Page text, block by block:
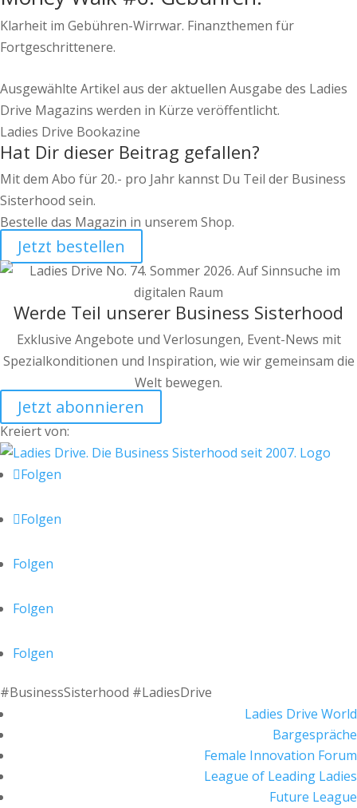
Klarheit im Gebühren-Wirrwar. Finanzthemen für
Fortgeschrittenere.
Ausgewählte Artikel aus der aktuellen Ausgabe des Ladies
Drive Magazins werden in Kürze veröffentlicht.
Ladies Drive Bookazine
Hat Dir dieser Beitrag gefallen?
Mit dem Abo für 20.- pro Jahr kannst Du Teil der Business
Sisterhood sein.
Bestelle das Magazin in unserem Shop.
Jetzt bestellen
Werde Teil unserer Business Sisterhood
Exklusive Angebote und Verlosungen, Event-News mit
Spezialkonditionen und Inspiration, wie wir gemeinsam die
Welt bewegen.
Jetzt abonnieren
Kreiert von:
Folgen
Folgen
Folgen
Folgen
Folgen
#BusinessSisterhood #LadiesDrive
Ladies Drive World
Bargespräche
Female Innovation Forum
League of Leading Ladies
Future League